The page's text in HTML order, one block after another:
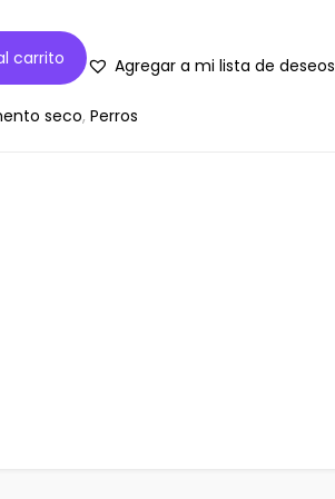
carrito Agregar a mi lista de deseos
seco, Perros